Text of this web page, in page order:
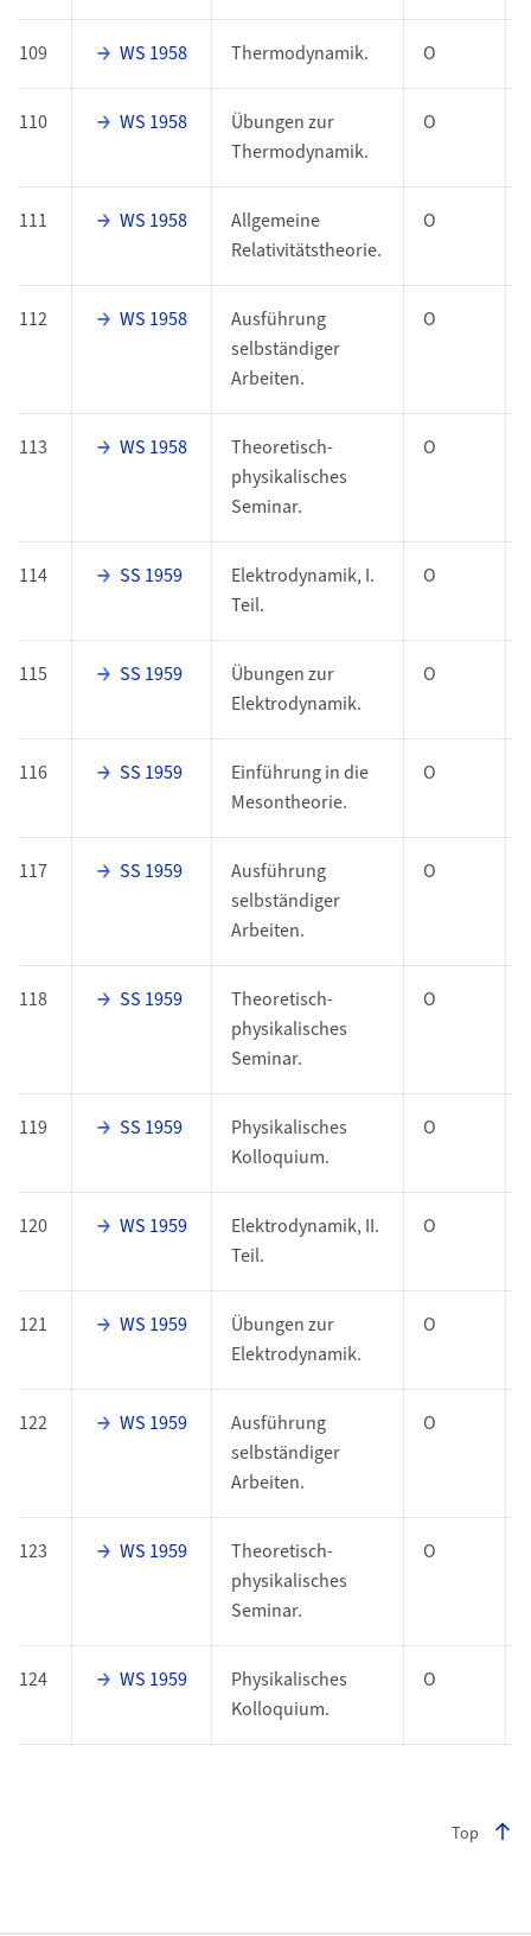
109 WS 1958 Thermodynamik. O
110 WS 1958
Übungen zur
Thermodynamik.
O
111 WS 1958
Allgemeine
Relativitätstheorie.
O
112 WS 1958
Ausführung
selbständiger
Arbeiten.
O
113 WS 1958
Theoretisch-
physikalisches
Seminar.
O
114 SS 1959
Elektrodynamik, I.
Teil.
O
115 SS 1959
Übungen zur
Elektrodynamik.
O
116 SS 1959
Einführung in die
Mesontheorie.
O
117 SS 1959
Ausführung
selbständiger
Arbeiten.
O
118 SS 1959
Theoretisch-
physikalisches
Seminar.
O
119 SS 1959
Physikalisches
Kolloquium.
O
120 WS 1959
Elektrodynamik, II.
Teil.
O
121 WS 1959
Übungen zur
Elektrodynamik.
O
122 WS 1959
Ausführung
selbständiger
Arbeiten.
O
123 WS 1959
Theoretisch-
physikalisches
Seminar.
O
124 WS 1959
Physikalisches
Kolloquium.
O
Top